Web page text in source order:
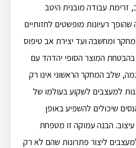
זרימת עבודה מובנית היטב
רעיונות מופשטים לחזותיים
ומחשבה ועד יצירת אב טיפוס
המוצר הסופי יהדהד עם
שלב המחקר הראשוני אינו רק
למעצבים לשקוע בעולמו של
שיכולים להשפיע באופן
הבנה עמוקה זו מטפחת
ליצור פתרונות שהם לא רק